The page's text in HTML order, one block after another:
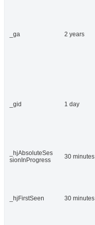
_ga 2 years
_gid 1 day
_hjAbsoluteSes
sionInProgress
30 minutes
_hjFirstSeen 30 minutes